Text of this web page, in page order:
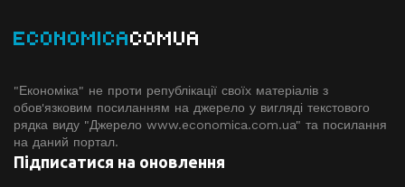
ECONOMICACOMUA
"Економіка" не проти републікації своїх матеріалів з
обов'язковим посиланням на джерело у вигляді текстового
рядка виду "Джерело www.economiсa.com.ua" та посилання
на даний портал.
Підписатися на оновлення